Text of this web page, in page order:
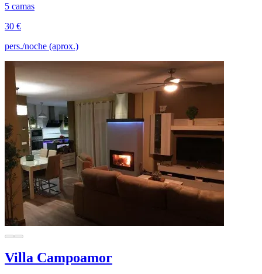
5 camas
30 €
pers./noche (aprox.)
Villa Campoamor